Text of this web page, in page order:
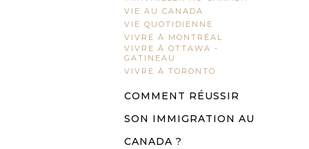
VIE AU CANADA
VIE QUOTIDIENNE
VIVRE À MONTRÉAL
VIVRE À OTTAWA -
GATINEAU
VIVRE À TORONTO
COMMENT RÉUSSIR
SON IMMIGRATION AU
CANADA ?